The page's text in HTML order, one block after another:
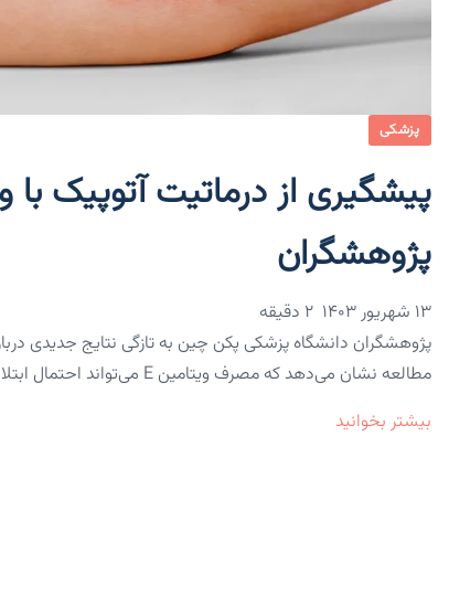
پزشکی
پژوهشگران
۱۳ شهریور ۱۴۰۳
مطالعه نشان می‌دهد که مصرف ویتامین E می‌تواند احتمال ابتلا به این بیماری…
بیشتر بخوانید